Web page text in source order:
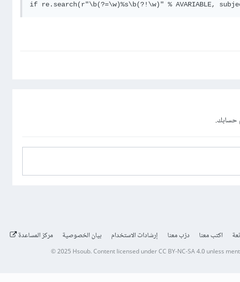
if re.search(r"\b(?=\w)%s\b(?!\w)" % AVARIABLE,
حسابك.
اكتب معنا درّب معنا إرشادات الاستخدام بيان الخصوصية مركز المساعدة
© 2025 Hsoub.Content licensed underCC BY-NC-SA 4.0unless